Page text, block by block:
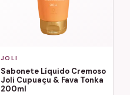
JOLI
Sabonete Líquido Cremoso
Joli Cupuaçu & Fava Tonka
200ml